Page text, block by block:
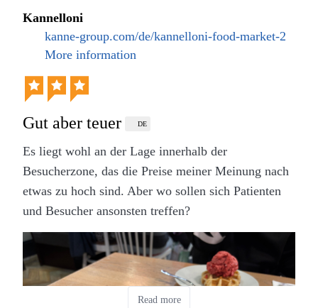
Außenanischt des Leonardo Royal Hotels in
BY-SA.)
Checkin und Abwicklung aller Modalitäten liefen
sehr gut und schnell ab und das trotz einer großen
Mein Zimmer im 20. Obergeschoß hätte mir
bestimmt einen guten Ausblick über die Stadt
beschert aber es war bei meinem Aufenthalt sehr
nebelig und so war vom Balkon aus nicht einmal die
Kannelloni
kanne-group.com/de/kannelloni-food-market-2
More information
Gut aber teuer DE
Es liegt wohl an der Lage innerhalb der
Besucherzone, das die Preise meiner Meinung nach
etwas zu hoch sind. Aber wo sollen sich Patienten
und Besucher ansonsten treffen?
Read more